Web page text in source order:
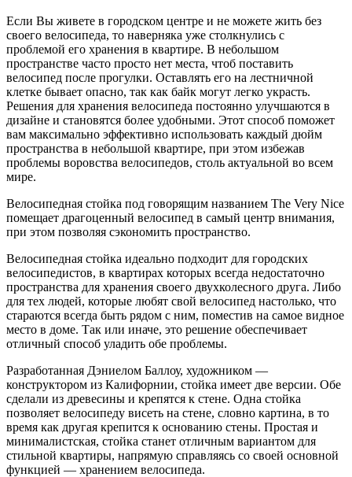
Если Вы живете в городском центре и не можете жить без
своего велосипеда, то наверняка уже столкнулись с
проблемой его хранения в квартире. В небольшом
пространстве часто просто нет места, чтоб поставить
велосипед после прогулки. Оставлять его на лестничной
клетке бывает опасно, так как байк могут легко украсть.
Решения для хранения велосипеда постоянно улучшаются в
дизайне и становятся более удобными. Этот способ поможет
вам максимально эффективно использовать каждый дюйм
пространства в небольшой квартире, при этом избежав
проблемы воровства велосипедов, столь актуальной во всем
мире.
Велосипедная стойка под говорящим названием The Very Nice
помещает драгоценный велосипед в самый центр внимания,
при этом позволяя сэкономить пространство.
Велосипедная стойка идеально подходит для городских
велосипедистов, в квартирах которых всегда недостаточно
пространства для хранения своего двухколесного друга. Либо
для тех людей, которые любят свой велосипед настолько, что
стараются всегда быть рядом с ним, поместив на самое видное
место в доме. Так или иначе, это решение обеспечивает
отличный способ уладить обе проблемы.
Разработанная Дэниелом Баллоу, художником —
конструктором из Калифорнии, стойка имеет две версии. Обе
сделали из древесины и крепятся к стене. Одна стойка
позволяет велосипеду висеть на стене, словно картина, в то
время как другая крепится к основанию стены. Простая и
минималистская, стойка станет отличным вариантом для
стильной квартиры, напрямую справляясь со своей основной
функцией — хранением велосипеда.